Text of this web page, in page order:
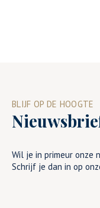
BLIJF OP DE HOOGTE
Wil je in primeur onze
Schrijf je dan in op